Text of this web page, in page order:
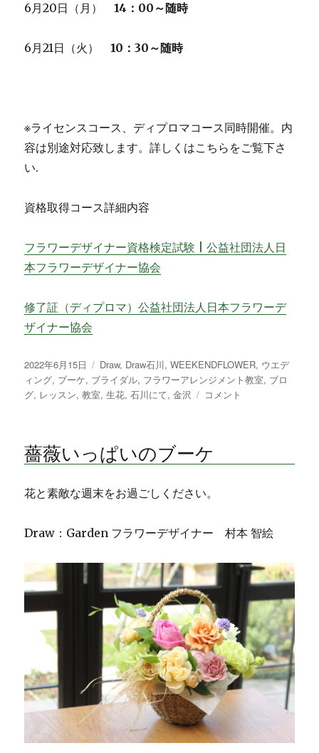
6月20日（月）14：00～随時
6月21日（火）10：30～随時
※ライセンスコース、ディプロマコース同時開催。内
容は別途対応致します。詳しくはこちらをご覧下さ
い.
資格取得コース詳細内容
フラワーデザイナー資格検定試験 | 公益社団法人日
本フラワーデザイナー協会
修了証（ディプロマ）公益社団法人日本フラワーデ
ザイナー協会
投
稿
日:
2022年6月15日
カ
テ
ゴ
Draw, Draw石川,WEEKENDFLOWER, ウエデ
ィング, ブーケ, ブライダル, フラワーアレンジメント教室, ブロ
グ, レッスン,教室,生花,石川にて,金沢
芍
モ
ー
リ
コメント
薔薇いっぱいのブーケ
花と素敵な週末をお過ごしください。
Draw：Garden フラワーデザイナー 村本 智絵